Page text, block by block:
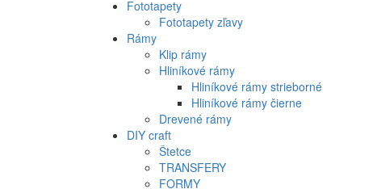
Fototapety
Fototapety zľavy
Rámy
Klip rámy
Hliníkové rámy
Hliníkové rámy strieborné
Hliníkové rámy čierne
Drevené rámy
DIY craft
Štetce
TRANSFERY
FORMY